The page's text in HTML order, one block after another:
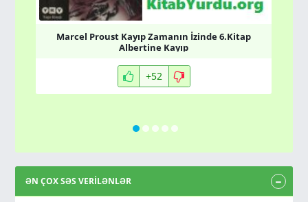
Marcel Proust Kayıp Zamanın İzinde 6.Kitap
Albertine Kayıp
+52
ƏN ÇOX SƏS VERİLƏNLƏR